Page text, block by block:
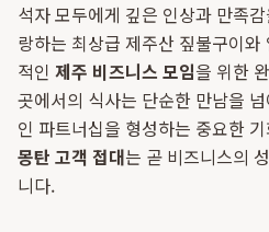
석자 모두에게 깊은 인상과 만족
랑하는 최상급 제주산 짚불구이
적인 제주 비즈니스 모임을 위한
곳에서의 식사는 단순한 만남을
인 파트너십을 형성하는 중요한
몽탄 고객 접대는 곧 비즈니스의
니다.